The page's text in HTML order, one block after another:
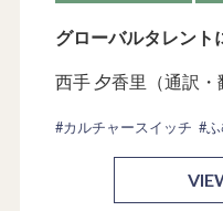
グローバルタレント
西手 夕香里（通訳・
#カルチャースイッチ #